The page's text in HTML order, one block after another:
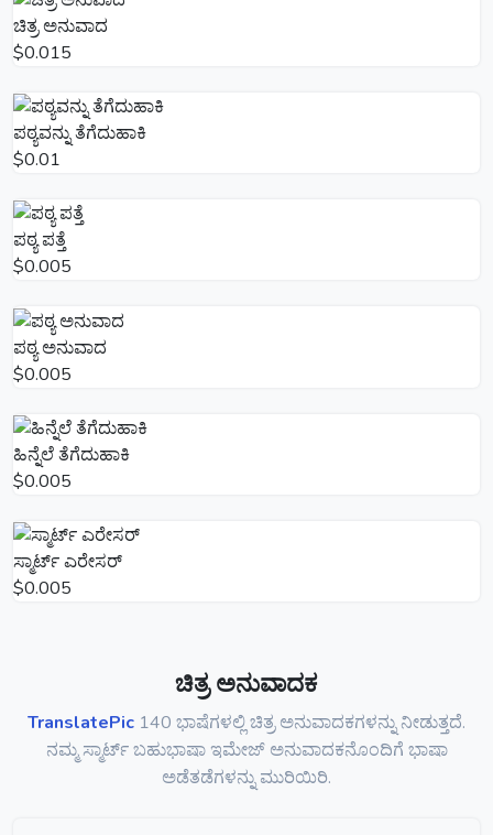
ಚಿತ್ರ ಅನುವಾದ
$0.015
ಪಠ್ಯವನ್ನು ತೆಗೆದುಹಾಕಿ
$0.01
ಪಠ್ಯ ಪತ್ತೆ
$0.005
ಪಠ್ಯ ಅನುವಾದ
$0.005
ಹಿನ್ನೆಲೆ ತೆಗೆದುಹಾಕಿ
$0.005
ಸ್ಮಾರ್ಟ್ ಎರೇಸರ್
$0.005
ಚಿತ್ರ ಅನುವಾದಕ
TranslatePic 140 ಭಾಷೆಗಳಲ್ಲಿ ಚಿತ್ರ ಅನುವಾದಕಗಳನ್ನು ನೀಡುತ್ತದೆ.
ನಮ್ಮ ಸ್ಮಾರ್ಟ್ ಬಹುಭಾಷಾ ಇಮೇಜ್ ಅನುವಾದಕನೊಂದಿಗೆ ಭಾಷಾ
ಅಡೆತಡೆಗಳನ್ನು ಮುರಿಯಿರಿ.